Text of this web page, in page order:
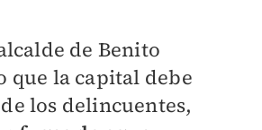
de Benito
que la capital debe
los delincuentes,